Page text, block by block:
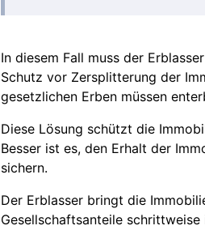
In diesem Fall muss der
Schutz vor Zersplitterung der
gesetzlichen Erben müssen
Diese Lösung schützt die
Besser ist es, den Erhalt der
sichern.
Der Erblasser bringt die
Gesellschaftsanteile